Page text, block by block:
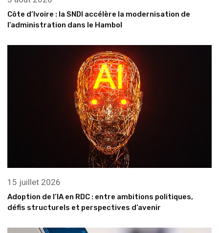
Côte d’Ivoire : la SNDI accélère la modernisation de
l’administration dans le Hambol
15 juillet 2026
Adoption de l’IA en RDC : entre ambitions politiques,
défis structurels et perspectives d’avenir